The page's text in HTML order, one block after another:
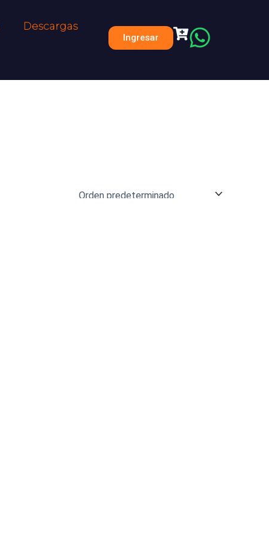
Descargas
Ingresar